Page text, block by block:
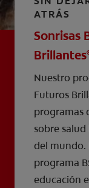
ATRÁS
Sonrisas
Brillantes
Nuestro
Futuros
programas
sobre
del mundo.
programa
educación